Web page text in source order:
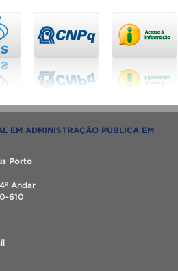
EM ADMINISTRAÇÃO PÚBLICA EM
Porto
Andar
610